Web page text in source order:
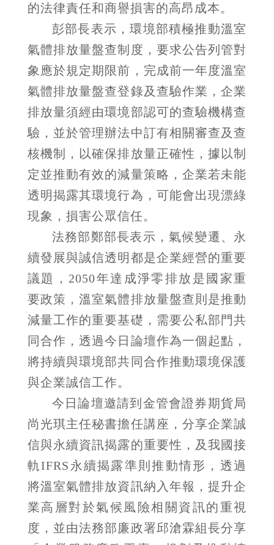
的法律責任和商譽損害的高昂成本。
彭部長表示，環境部積極推動溫室
氣體排放量盤查制度，要求公告列管對
象應於規定期限前，完成前一年度溫室
氣體排放量盤查登錄及查驗作業，企業
排放量須經由環境部認可的查驗機構查
驗，並於管理辦法中訂有相關審查及查
核機制，以確保排放量正確性，據以制
定並推動有效的減量策略，企業若未能
透明揭露其環境行為，可能會出現漂綠
現象，損害公眾信任。
法務部鄭部長表示，氣候變遷、永
續發展與誠信透明都是企業經營的重要
議題，2050年達成淨零排放是國家重
要政策，溫室氣體排放量盤查則是推動
減量工作的重要基礎，需要公私部門共
同合作，透過今日論壇作為一個起點，
將持續與環境部共同合作推動環境保護
與企業誠信工作。
今日論壇邀請到金管會證券期貨局
尚光琪主任秘書擔任講座，分享企業誠
信與永續資訊揭露的重要性，及我國接
軌IFRS永續揭露準則推動情形，透過
將溫室氣體排放資訊納入年報，提升企
業高層對於氣候風險相關資訊的重視
度，並由法務部廉政署邱滄霖組長分享